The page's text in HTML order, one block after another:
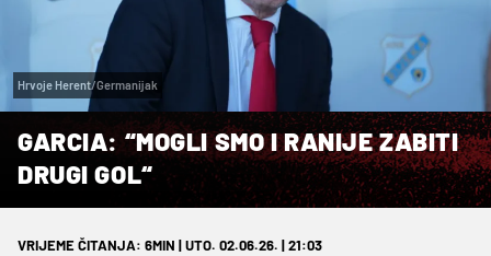
Hrvoje Herent/Germanijak
GARCIA: “MOGLI SMO I RANIJE ZABITI
DRUGI GOL“
VRIJEME ČITANJA: 6MIN | UTO. 02.06.26. | 21:03